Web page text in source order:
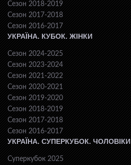
Сезон 2018-2019
Сезон 2017-2018
Сезон 2016-2017
УКРАЇНА. КУБОК. ЖІНКИ
Сезон 2024-2025
Сезон 2023-2024
Сезон 2021-2022
Сезон 2020-2021
Сезон 2019-2020
Сезон 2018-2019
Сезон 2017-2018
Сезон 2016-2017
УКРАЇНА. СУПЕРКУБОК. ЧОЛОВІКИ
Суперкубок 2025